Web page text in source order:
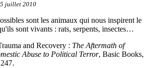
juillet 2010
sont les animaux qui nous inspirent le
sont vivants : rats, serpents, insectes…
and Recovery : The Aftermath of
Abuse to Political Terror, Basic Books,